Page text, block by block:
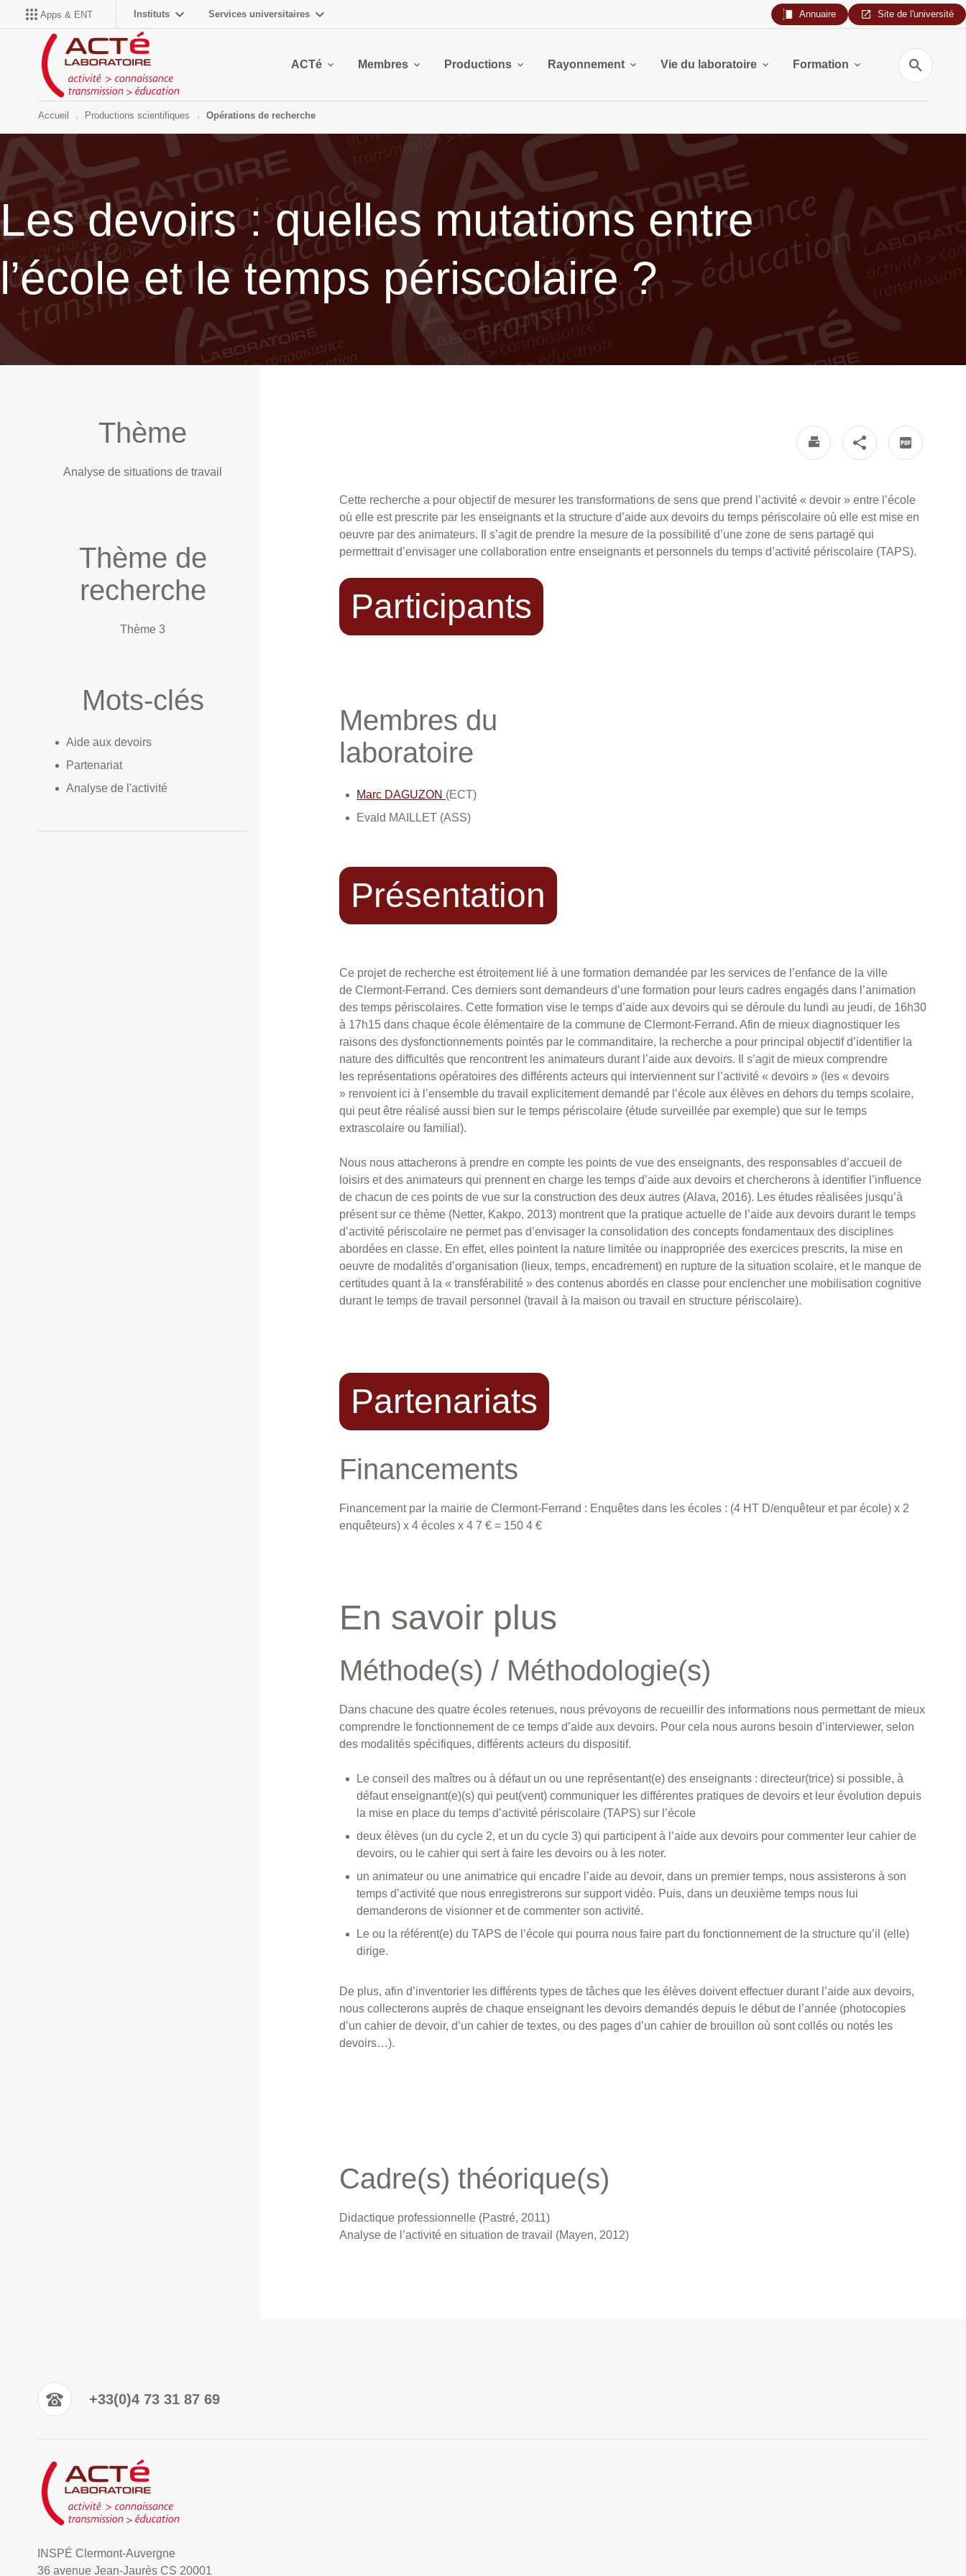
Apps & ENT Instituts Services universitaires Annuaire Site de l'université
ACTé Membres Productions Rayonnement Vie du laboratoire Formation
Recherche
Accueil Productions scientifiques Opérations de recherche
Les devoirs : quelles mutations entre
l’école et le temps périscolaire ?
Cette recherche a pour objectif de mesurer les transformations de sens que prend l’activité « devoir » entre l’école
où elle est prescrite par les enseignants et la structure d’aide aux devoirs du temps périscolaire où elle est mise en
oeuvre par des animateurs. Il s’agit de prendre la mesure de la possibilité d’une zone de sens partagé qui
permettrait d’envisager une collaboration entre enseignants et personnels du temps d’activité périscolaire (TAPS).
Participants
Membres du
laboratoire
Marc DAGUZON (ECT)
Evald MAILLET (ASS)
Présentation
Ce projet de recherche est étroitement lié à une formation demandée par les services de l’enfance de la ville
de Clermont-Ferrand. Ces derniers sont demandeurs d’une formation pour leurs cadres engagés dans l’animation
des temps périscolaires. Cette formation vise le temps d’aide aux devoirs qui se déroule du lundi au jeudi, de 16h30
à 17h15 dans chaque école élémentaire de la commune de Clermont-Ferrand. Afin de mieux diagnostiquer les
raisons des dysfonctionnements pointés par le commanditaire, la recherche a pour principal objectif d’identifier la
nature des difficultés que rencontrent les animateurs durant l’aide aux devoirs. Il s’agit de mieux comprendre
les représentations opératoires des différents acteurs qui interviennent sur l’activité « devoirs » (les « devoirs
» renvoient ici à l’ensemble du travail explicitement demandé par l’école aux élèves en dehors du temps scolaire,
qui peut être réalisé aussi bien sur le temps périscolaire (étude surveillée par exemple) que sur le temps
extrascolaire ou familial).
Nous nous attacherons à prendre en compte les points de vue des enseignants, des responsables d’accueil de
loisirs et des animateurs qui prennent en charge les temps d’aide aux devoirs et chercherons à identifier l’influence
de chacun de ces points de vue sur la construction des deux autres (Alava, 2016). Les études réalisées jusqu’à
présent sur ce thème (Netter, Kakpo, 2013) montrent que la pratique actuelle de l’aide aux devoirs durant le temps
d’activité périscolaire ne permet pas d’envisager la consolidation des concepts fondamentaux des disciplines
abordées en classe. En effet, elles pointent la nature limitée ou inappropriée des exercices prescrits, la mise en
oeuvre de modalités d’organisation (lieux, temps, encadrement) en rupture de la situation scolaire, et le manque de
certitudes quant à la « transférabilité » des contenus abordés en classe pour enclencher une mobilisation cognitive
durant le temps de travail personnel (travail à la maison ou travail en structure périscolaire).
Partenariats
Financements
Financement par la mairie de Clermont-Ferrand : Enquêtes dans les écoles : (4 HT D/enquêteur et par école) x 2
enquêteurs) x 4 écoles x 4 7 € = 150 4 €
En savoir plus
Méthode(s) / Méthodologie(s)
Dans chacune des quatre écoles retenues, nous prévoyons de recueillir des informations nous permettant de mieux
comprendre le fonctionnement de ce temps d’aide aux devoirs. Pour cela nous aurons besoin d’interviewer, selon
des modalités spécifiques, différents acteurs du dispositif.
Le conseil des maîtres ou à défaut un ou une représentant(e) des enseignants : directeur(trice) si possible, à
défaut enseignant(e)(s) qui peut(vent) communiquer les différentes pratiques de devoirs et leur évolution depuis
la mise en place du temps d’activité périscolaire (TAPS) sur l’école
deux élèves (un du cycle 2, et un du cycle 3) qui participent à l’aide aux devoirs pour commenter leur cahier de
devoirs, ou le cahier qui sert à faire les devoirs ou à les noter.
un animateur ou une animatrice qui encadre l’aide au devoir, dans un premier temps, nous assisterons à son
temps d’activité que nous enregistrerons sur support vidéo. Puis, dans un deuxième temps nous lui
demanderons de visionner et de commenter son activité.
Le ou la référent(e) du TAPS de l’école qui pourra nous faire part du fonctionnement de la structure qu’il (elle)
dirige.
De plus, afin d’inventorier les différents types de tâches que les élèves doivent effectuer durant l’aide aux devoirs,
nous collecterons auprès de chaque enseignant les devoirs demandés depuis le début de l’année (photocopies
d’un cahier de devoir, d’un cahier de textes, ou des pages d’un cahier de brouillon où sont collés ou notés les
devoirs…).
Cadre(s) théorique(s)
Didactique professionnelle (Pastré, 2011)
Analyse de l’activité en situation de travail (Mayen, 2012)
Thème
Analyse de situations de travail
Thème de
recherche
Thème 3
Mots-clés
Aide aux devoirs
Partenariat
Analyse de l'activité
+33(0)4 73 31 87 69
INSPÉ Clermont-Auvergne
36 avenue Jean-Jaurès CS 20001